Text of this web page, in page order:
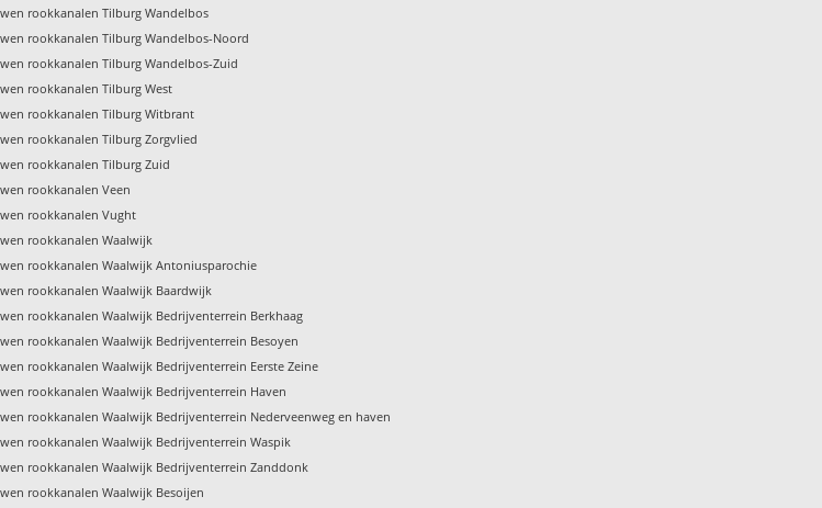
rookkanalen Tilburg Wandelbos
rookkanalen Tilburg Wandelbos-Noord
rookkanalen Tilburg Wandelbos-Zuid
rookkanalen Tilburg West
rookkanalen Tilburg Witbrant
rookkanalen Tilburg Zorgvlied
rookkanalen Tilburg Zuid
rookkanalen Veen
rookkanalen Vught
rookkanalen Waalwijk
rookkanalen Waalwijk Antoniusparochie
rookkanalen Waalwijk Baardwijk
rookkanalen Waalwijk Bedrijventerrein Berkhaag
rookkanalen Waalwijk Bedrijventerrein Besoyen
rookkanalen Waalwijk Bedrijventerrein Eerste Zeine
rookkanalen Waalwijk Bedrijventerrein Haven
rookkanalen Waalwijk Bedrijventerrein Nederveenweg en haven
rookkanalen Waalwijk Bedrijventerrein Waspik
rookkanalen Waalwijk Bedrijventerrein Zanddonk
rookkanalen Waalwijk Besoijen